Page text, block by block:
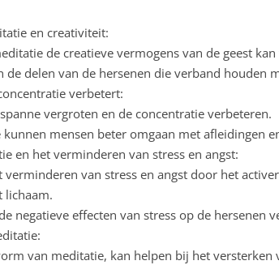
en creativiteit:
de creatieve vermogens van de geest
de delen van de hersenen die verband houden
verbetert:
vergroten en de concentratie verbeteren.
mensen beter omgaan met afleidingen
en het verminderen van stress en angst:
van stress en angst door het
lichaam.
negatieve effecten van stress op de hersenen
van meditatie, kan helpen bij het versterken